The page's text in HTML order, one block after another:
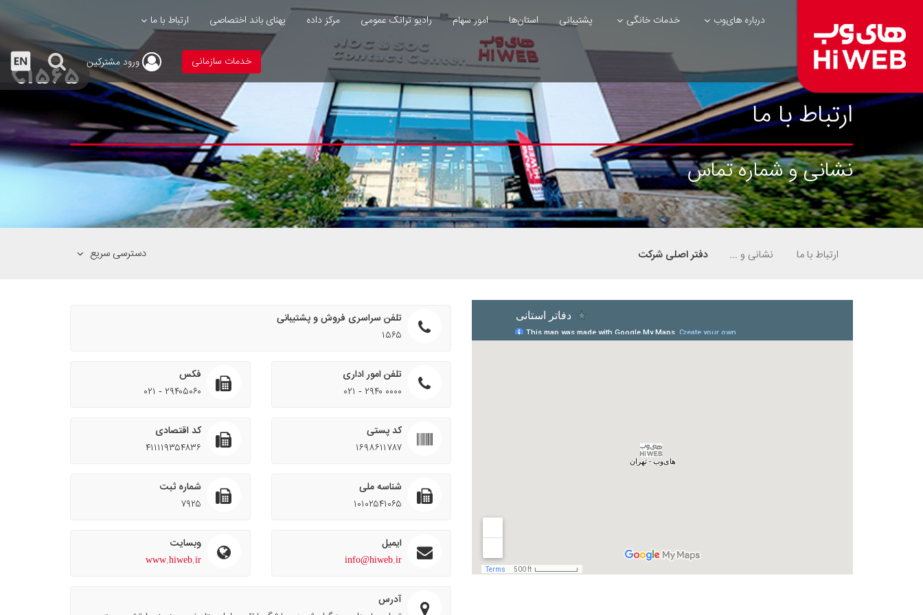
درباره های‌وب خدمات خانگی پشتیبانی استان‌ها امور سهام رادیو ترانک عمومی مرکز داده پهنای باند اختصاصی ارتباط با ما
ورودمشترکین خدمات سازمانی
ارتباط با ما
نشانی و شماره تماس
ارتباط با ما نشانی و شماره تماس دفتر اصلی شرکت دسترسی سریع
تلفن سراسری فروش و پشتیبانی
۱۵۶۵
تلفن امور اداری
۰۲۱ - ۲۹۴۰ ۰۰۰۰
فکس
۰۲۱ - ۲۹۴۰۵۰۶۰
کد پستی
۱۶۹۸۶۱۱۷۸۷
کد اقتصادی
۴۱۱۱۱۹۳۵۴۸۳۶
شناسه ملی
۱۰۱۰۲۵۴۱۰۶۵
شماره ثبت
۷۹۲۵
ایمیل
info@hiweb.ir
وبسایت
www.hiweb.ir
آدرس